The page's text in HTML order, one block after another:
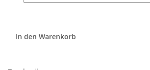
In den Warenkorb